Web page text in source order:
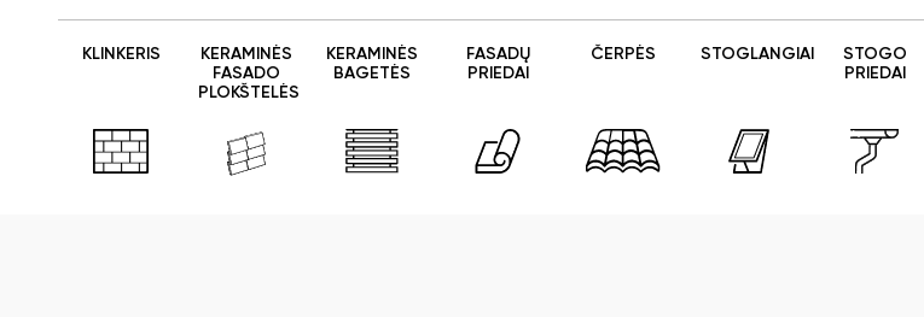
KLINKERIS
KERAMINĖS
FASADO
PLOKŠTELĖS
KERAMINĖS
BAGETĖS
FASADŲ
PRIEDAI
ČERPĖS STOGLANGIAI
STOGO
PRIEDAI